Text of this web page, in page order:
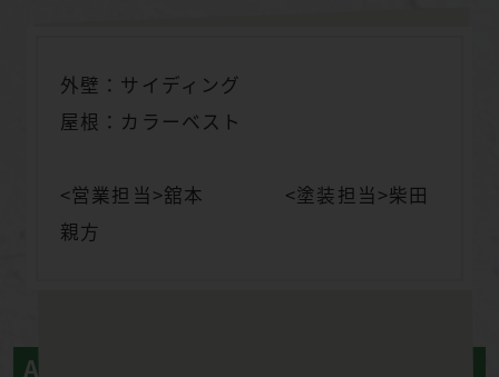
外壁：サイディング
屋根：カラーベスト
<営業担当>舘本 <塗装担当>柴田
親方
After